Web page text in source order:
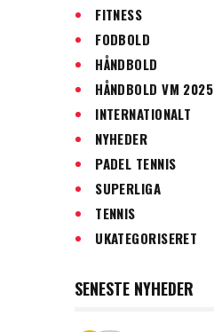
FITNESS
FODBOLD
HÅNDBOLD
HÅNDBOLD VM 2025
INTERNATIONALT
NYHEDER
PADEL TENNIS
SUPERLIGA
TENNIS
UKATEGORISERET
SENESTE NYHEDER